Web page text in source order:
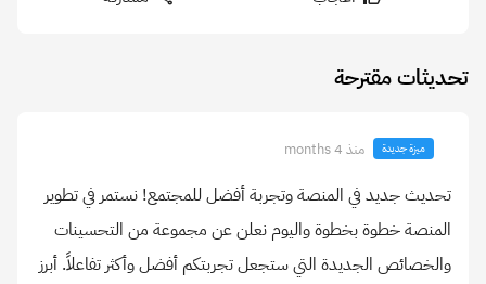
تحديثات مقترحة
ميزة جديدة منذ 4 months
تحديث جديد في المنصة وتجربة أفضل للمجتمع! نستمر في تطوير
المنصة خطوة بخطوة واليوم نعلن عن مجموعة من التحسينات
والخصائص الجديدة التي ستجعل تجربتكم أفضل وأكثر تفاعلاً. أبرز